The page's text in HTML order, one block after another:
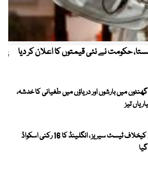
حکومت نے نئی قیمتوں کا اعلان کر دیا
آئندہ 48 گھنٹوں میں بارشوں اور دریاؤں میں طغیانی کا خدشہ،
تیز
پاکستان کیخلاف ٹیسٹ سیریز ، انگلینڈ کا 16 رکنی اسکواڈ